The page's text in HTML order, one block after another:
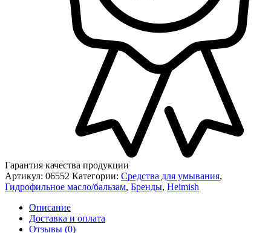
Гарантия качества продукции
Артикул: 06552 Категории: Средства для умывания,
Гидрофильное масло/бальзам, Бренды, Heimish
Описание
Доставка и оплата
Отзывы (0)